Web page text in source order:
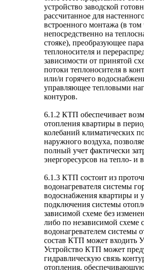
устройство заводской
рассчитанное для
встроенного монтажа (в том
непосредственно на
стояке), преобразующее
теплоносителя и
зависимости от принятой
потоки теплоносителя в
или/и горячего
управляющее тепловыми
контуров.
6.1.2 КТП обеспечивает
отопления квартиры в
колебаний климатических
наружного воздуха,
полный учет фактически
энергоресурсов на тепло- и
6.1.3 КТП состоит из
водонагревателя системы
водоснабжения квартиры и
подключения системы
зависимой схеме без
либо по независимой схеме
водонагревателем системы
состав КТП может входить
Устройство КТП может
гидравлическую связь
отопления,